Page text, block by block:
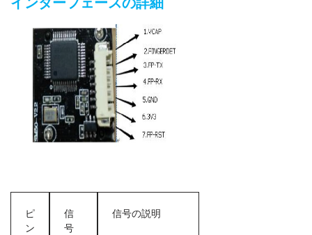
ピ
ン
信
号
信号の説明